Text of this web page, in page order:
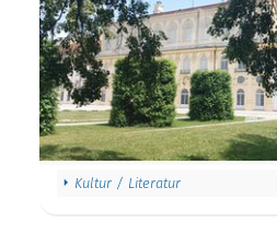
Kultur / Literatur